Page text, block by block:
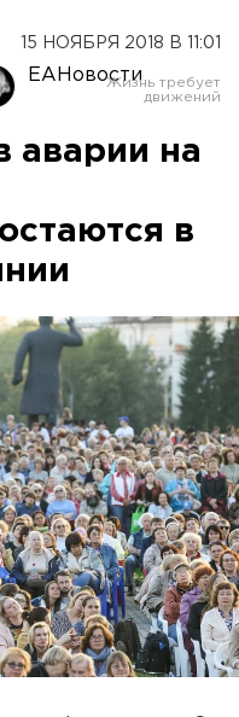
15 НОЯБРЯ 2018 В 11:01
ЕАНовости
аварии на
в